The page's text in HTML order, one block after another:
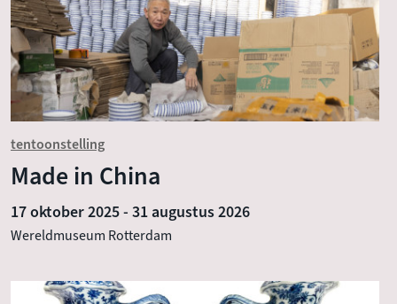
tentoonstelling
Made in China
17 oktober 2025- 31 augustus 2026
Wereldmuseum Rotterdam